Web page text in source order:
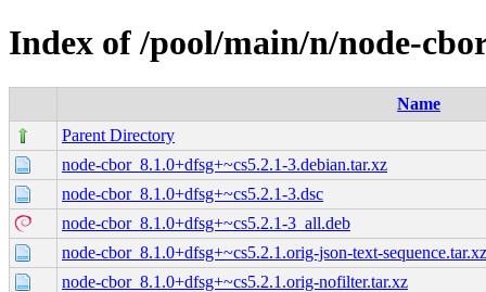
Index of /pool/main/n/node-
Name
Parent Directory
node-cbor_8.1.0+dfsg+~cs5.2.1-3.debian.tar.xz
node-cbor_8.1.0+dfsg+~cs5.2.1-3.dsc
node-cbor_8.1.0+dfsg+~cs5.2.1-3_all.deb
node-cbor_8.1.0+dfsg+~cs5.2.1.orig-json-text-sequence.tar.xz
node-cbor_8.1.0+dfsg+~cs5.2.1.orig-nofilter.tar.xz